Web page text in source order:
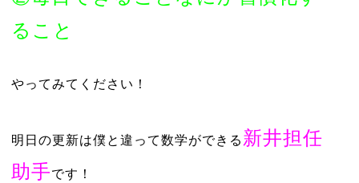
ること
やってみてください！
明日の更新は僕と違って数学ができる 新井担任
助手です！